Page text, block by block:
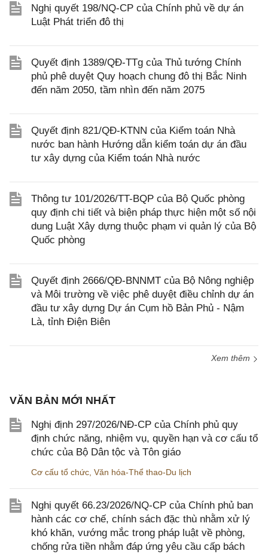
Nghị quyết 198/NQ-CP của Chính phủ về dự án
Luật Phát triển đô thị
Quyết định 1389/QĐ-TTg của Thủ tướng Chính
phủ phê duyệt Quy hoạch chung đô thị Bắc Ninh
đến năm 2050, tầm nhìn đến năm 2075
Quyết định 821/QĐ-KTNN của Kiểm toán Nhà
nước ban hành Hướng dẫn kiểm toán dự án đầu
tư xây dựng của Kiểm toán Nhà nước
Thông tư 101/2026/TT-BQP của Bộ Quốc phòng
quy định chi tiết và biện pháp thực hiện một số nội
dung Luật Xây dựng thuộc phạm vi quản lý của Bộ
Quốc phòng
Quyết định 2666/QĐ-BNNMT của Bộ Nông nghiệp
và Môi trường về việc phê duyệt điều chỉnh dự án
đầu tư xây dựng Dự án Cụm hồ Bản Phủ - Nậm
Là, tỉnh Điện Biên
Xem thêm
VĂN BẢN MỚI NHẤT
Nghị định 297/2026/NĐ-CP của Chính phủ quy
định chức năng, nhiệm vụ, quyền hạn và cơ cấu tổ
chức của Bộ Dân tộc và Tôn giáo
Cơ cấu tổ chức, Văn hóa-Thể thao-Du lịch
Nghị quyết 66.23/2026/NQ-CP của Chính phủ ban
hành các cơ chế, chính sách đặc thù nhằm xử lý
khó khăn, vướng mắc trong pháp luật về phòng,
chống rửa tiền nhằm đáp ứng yêu cầu cấp bách